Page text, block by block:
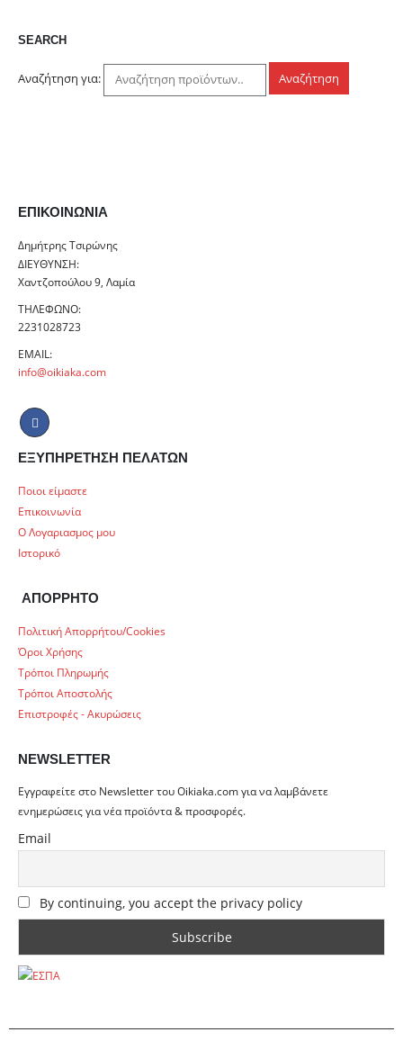
SEARCH
Αναζήτηση για: Αναζήτηση
ΕΠΙΚΟΙΝΩΝΊΑ
Δημήτρης Τσιρώνης
ΔΙΕΎΘΥΝΣΗ:
Χαντζοπούλου 9, Λαμία
ΤΗΛΈΦΩΝΟ:
2231028723
EMAIL:
info@oikiaka.com
ΕΞΥΠΗΡΕΤΗΣΗ ΠΕΛΑΤΩΝ
Ποιοι είμαστε
Επικοινωνία
Ο Λογαριασμος μου
Ιστορικό
ΑΠΟΡΡΗΤΟ
Πολιτική Απορρήτου/Cookies
Όροι Χρήσης
Τρόποι Πληρωμής
Τρόποι Αποστολής
Επιστροφές - Ακυρώσεις
NEWSLETTER
Εγγραφείτε στο Newsletter του Oikiaka.com για να λαμβάνετε
ενημερώσεις για νέα προϊόντα & προσφορές.
Email
By continuing, you accept the privacy policy